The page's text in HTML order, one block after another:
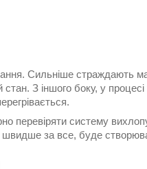
Сильніше страждають
З іншого боку, у процесі
перевіряти систему
швидше за все, буде